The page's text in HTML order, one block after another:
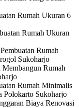
Rumah Ukuran 6
Rumah Ukuran
Rumah
Sukoharjo
Rumah
Rumah Minimalis
Polokarto Sukoharjo
Biaya Renovasi